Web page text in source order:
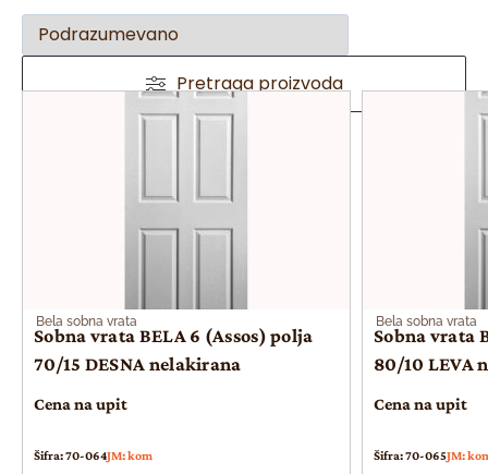
Pretraga proizvoda
Bela sobna vrata
Sobna vrata BELA 6 (Assos) polja
70/15 DESNA nelakirana
Cena na upit
Šifra: 70-064JM: kom
Bela sobna vrata
Sobna vrata
80/10 LEVA
Cena na upit
Šifra: 70-065JM: